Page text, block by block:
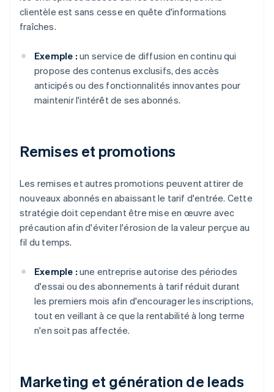
clientèle est sans cesse en quête d'informations
fraîches.
Exemple : un service de diffusion en continu qui
propose des contenus exclusifs, des accès
anticipés ou des fonctionnalités innovantes pour
maintenir l'intérêt de ses abonnés.
Remises et promotions
Les remises et autres promotions peuvent attirer de
nouveaux abonnés en abaissant le tarif d'entrée. Cette
stratégie doit cependant être mise en œuvre avec
précaution afin d'éviter l'érosion de la valeur perçue au
fil du temps.
Exemple : une entreprise autorise des périodes
d'essai ou des abonnements à tarif réduit durant
les premiers mois afin d'encourager les inscriptions,
tout en veillant à ce que la rentabilité à long terme
n'en soit pas affectée.
Marketing et génération de leads